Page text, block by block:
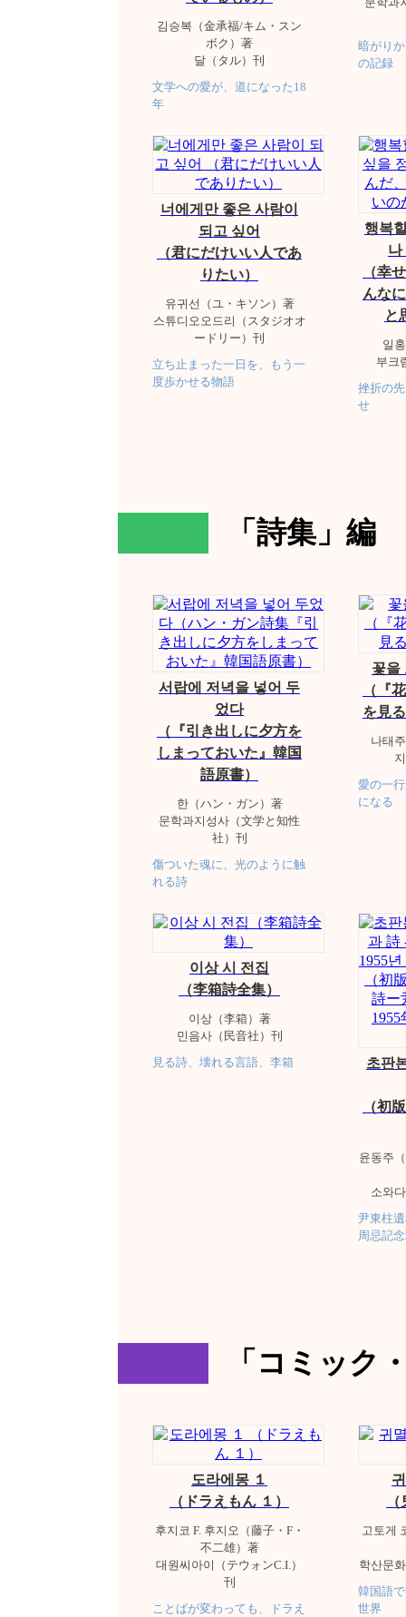
김승복（金承福/キム・スン
ボク）著
달（タル）刊
文学への愛が、道になった18
年
暗がり
の記録
너에게만 좋은 사람이
되고 싶어
（君にだけいい人であ
りたい）
유귀선（ユ・キソン）著
스튜디오오드리（スタジオオ
ードリー）刊
立ち止まった一日を、もう一
度歩かせる物語
행복
나
（幸
んな
と
일
부크
挫折の
せ
「詩集」編
서랍에 저녁을 넣어 두
었다
（『引き出しに夕方を
しまっておいた』韓国
語原書）
한（ハン・ガン）著
문학과지성사（文学と知性
社）刊
傷ついた魂に、光のように触
れる詩
꽃을
（『
を見
나태
愛の一
になる
이상 시 전집
（李箱詩全集）
이상（李箱）著
민음사（民音社）刊
見る詩、壊れる言語、李箱
초판
（初
윤동주
소와
尹東柱
周忌記
「コミック
도라에몽 １
（ドラえもん １）
후지코 F. 후지오（藤子・F・
不二雄）著
대원씨아이（テウォンC.I.）
刊
ことばが変わっても、ドラえ
고토게
학산문
韓国語
世界